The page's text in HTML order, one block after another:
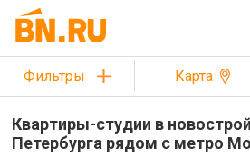
Фильтры Карта
Квартиры-студии в
Петербурга рядом с метро